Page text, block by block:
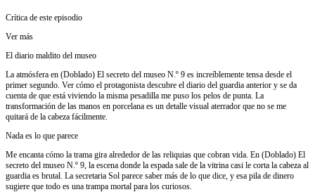
Crítica de este episodio
Ver más
El diario maldito del museo
La atmósfera en (Doblado) El secreto del museo N.º 9 es increíblemente tensa desde el
primer segundo. Ver cómo el protagonista descubre el diario del guardia anterior y se da
cuenta de que está viviendo la misma pesadilla me puso los pelos de punta. La
transformación de las manos en porcelana es un detalle visual aterrador que no se me
quitará de la cabeza fácilmente.
Nada es lo que parece
Me encanta cómo la trama gira alrededor de las reliquias que cobran vida. En (Doblado) El
secreto del museo N.º 9, la escena donde la espada sale de la vitrina casi le corta la cabeza al
guardia es brutal. La secretaria Sol parece saber más de lo que dice, y esa pila de dinero
sugiere que todo es una trampa mortal para los curiosos.